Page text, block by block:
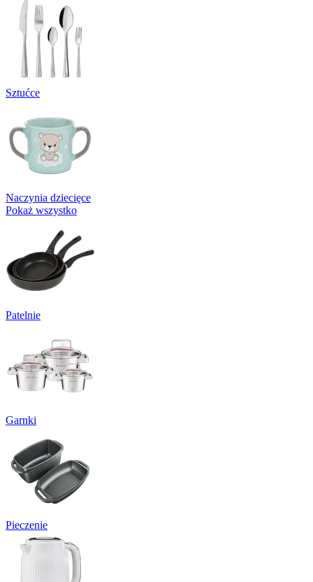
Sztućce
Naczynia dziecięce
Pokaż wszystko
Patelnie
Garnki
Pieczenie